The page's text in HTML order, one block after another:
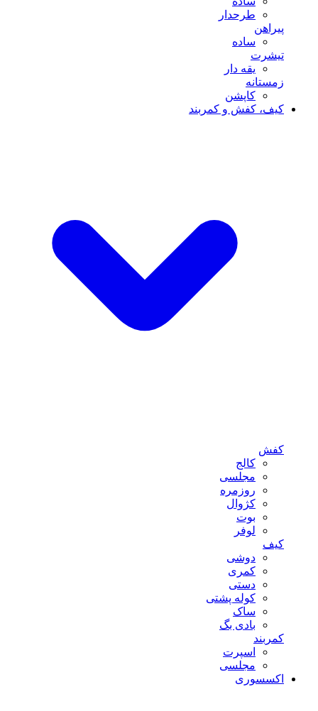
طرحدار
پیراهن
ساده
تیشرت
یقه دار
زمستانه
کاپشن
کیف، کفش و کمربند
کفش
کالج
مجلسی
روزمره
کژوال
بوت
لوفر
کیف
دوشی
کمری
دستی
کوله پشتی
ساک
بادی بگ
کمربند
اسپرت
مجلسی
اکسسوری